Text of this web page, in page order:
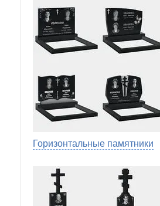
Горизонтальные памятники